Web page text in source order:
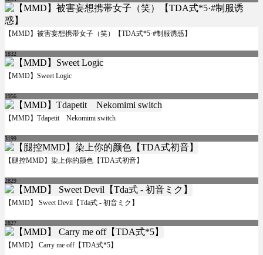
【MMD】被害妄想携帯女子（笑）【TDA式*5·#制服诱惑】
1832
【MMD】Sweet Logic
1956
【MMD】Tdapetit Nekomimi switch
3199
【腿控MMD】染上你的颜色【TDA式初音】
2829
【MMD】 Sweet Devil【Tda式 - 初音ミク】
2827
【MMD】 Carry me off【TDA式*5】